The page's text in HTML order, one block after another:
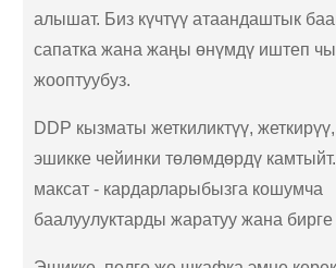
алышат. Биз күчтүү атаандаштык
сапатка жана жаңы өнүмдү иштеп
жооптуубуз.
DDP кызматы жеткиликтүү,
эшикке чейинки төлөмдөрдү
максат - кардарларыбызга кошумча
баалуулуктарды жаратуу жана бирге